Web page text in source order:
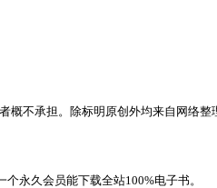
不承担。除标明原创外均来自网络
永久会员能下载全站100%电子书。